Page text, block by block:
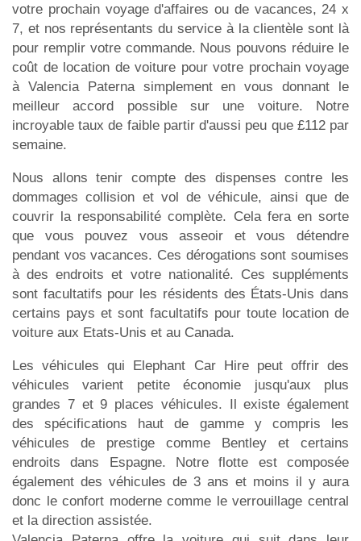
votre prochain voyage d'affaires ou de vacances, 24 x
7, et nos représentants du service à la clientèle sont là
pour remplir votre commande. Nous pouvons réduire le
coût de location de voiture pour votre prochain voyage
à Valencia Paterna simplement en vous donnant le
meilleur accord possible sur une voiture. Notre
incroyable taux de faible partir d'aussi peu que £112 par
semaine.
Nous allons tenir compte des dispenses contre les
dommages collision et vol de véhicule, ainsi que de
couvrir la responsabilité complète. Cela fera en sorte
que vous pouvez vous asseoir et vous détendre
pendant vos vacances. Ces dérogations sont soumises
à des endroits et votre nationalité. Ces suppléments
sont facultatifs pour les résidents des États-Unis dans
certains pays et sont facultatifs pour toute location de
voiture aux Etats-Unis et au Canada.
Les véhicules qui Elephant Car Hire peut offrir des
véhicules varient petite économie jusqu'aux plus
grandes 7 et 9 places véhicules. Il existe également
des spécifications haut de gamme y compris les
véhicules de prestige comme Bentley et certains
endroits dans Espagne. Notre flotte est composée
également des véhicules de 3 ans et moins il y aura
donc le confort moderne comme le verrouillage central
et la direction assistée.